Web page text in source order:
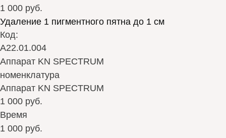
1 000 руб.
Удаление 1 пигментного пятна до 1 см
Код:
А22.01.004
Аппарат KN SPECTRUM
номенклатура
Аппарат KN SPECTRUM
1 000 руб.
Время
1 000 руб.